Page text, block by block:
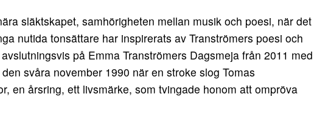
släktskapet, samhörigheten mellan musik och poesi, när det
nutida tonsättare har inspirerats av Tranströmers poesi och
på Emma Tranströmers Dagsmeja från 2011 med
svåra november 1990 när en stroke slog Tomas
en årsring, ett livsmärke, som tvingade honom att ompröva